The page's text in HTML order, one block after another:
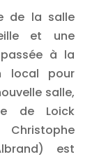
de la salle
et une
à la
local pour
salle,
de Loick
est